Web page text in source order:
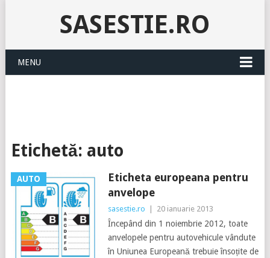
SASESTIE.RO
MENU
Etichetă: auto
AUTO
Eticheta europeana pentru
anvelope
sasestie.ro 20 ianuarie 2013
Începând din 1 noiembrie 2012, toate
anvelopele pentru autovehicule vândute
în Uniunea Europeană trebuie însoțite de